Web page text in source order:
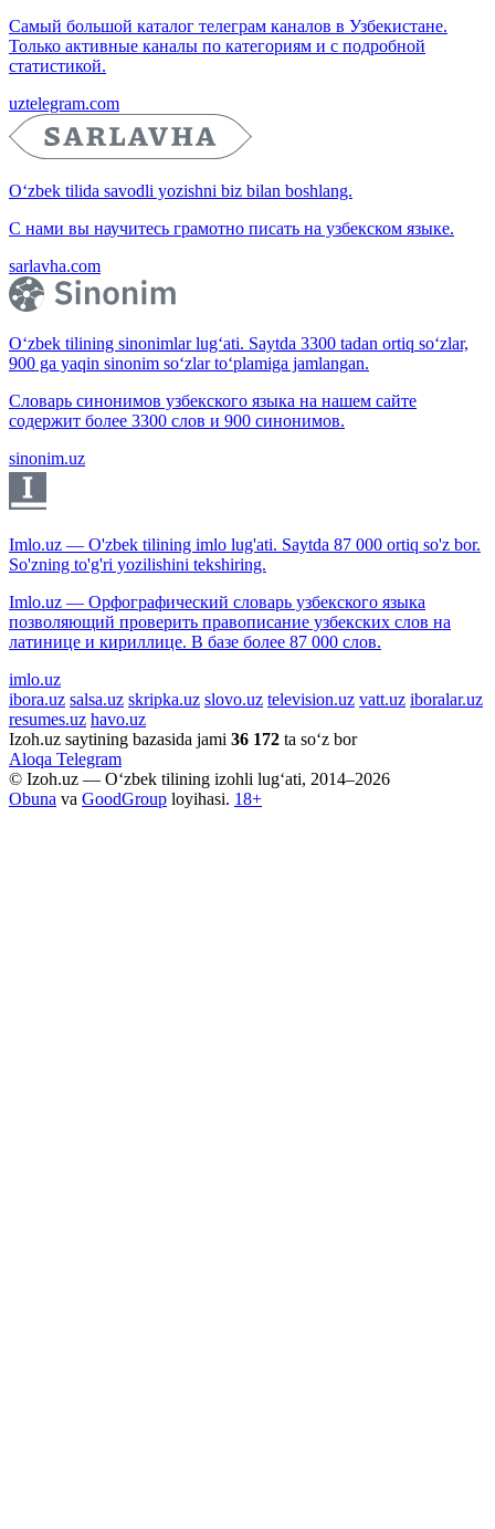
Самый большой каталог телеграм каналов в Узбекистане.
Только активные каналы по категориям и с подробной
статистикой.
uztelegram.com
O‘zbek tilida savodli yozishni biz bilan boshlang.
С нами вы научитесь грамотно писать на узбекском языке.
sarlavha.com
O‘zbek tilining sinonimlar lug‘ati. Saytda 3300 tadan ortiq so‘zlar,
900 ga yaqin sinonim so‘zlar to‘plamiga jamlangan.
Словарь синонимов узбекского языка на нашем сайте
содержит более 3300 слов и 900 синонимов.
sinonim.uz
Imlo.uz — O'zbek tilining imlo lug'ati. Saytda 87 000 ortiq so'z bor.
So'zning to'g'ri yozilishini tekshiring.
Imlo.uz — Орфографический словарь узбекского языка
позволяющий проверить правописание узбекских слов на
латинице и кириллице. В базе более 87 000 слов.
imlo.uz
ibora.uz salsa.uz skripka.uz slovo.uz television.uz vatt.uz iboralar.uz
resumes.uz havo.uz
Izoh.uz saytining bazasida jami 36 172 ta so‘z bor
Aloqa Telegram
© Izoh.uz — O‘zbek tilining izohli lug‘ati, 2014–2026
Obuna va GoodGroup loyihasi. 18+